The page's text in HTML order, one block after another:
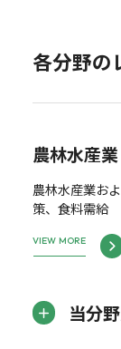
各分野の
農林水産
農林水産業お
策、食料需給
VIEW MORE
当分